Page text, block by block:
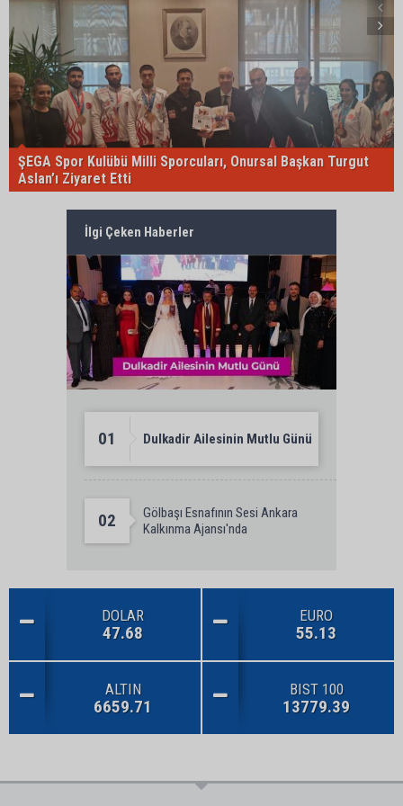
ŞEGA Spor Kulübü Milli Sporcuları, Onursal Başkan Turgut
Aslan’ı Ziyaret Etti
İlgi Çeken Haberler
01 Dulkadir Ailesinin Mutlu Günü
02
Gölbaşı Esnafının Sesi Ankara
Kalkınma Ajansı'nda
DOLAR
47.68
EURO
55.13
ALTIN
6659.71
BIST 100
13779.39